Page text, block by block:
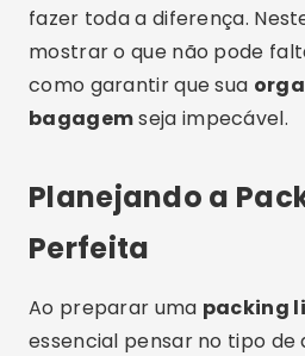
fazer toda a diferença.
mostrar o que não pode
como garantir que sua
bagagemseja impecável.
Planejando a
Perfeita
Ao preparar uma packing
essencial pensar no tipo de